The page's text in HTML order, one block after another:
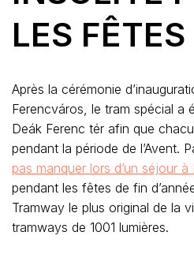
LES
Après la cérémonie
Ferencváros, le tram spécial a
Deák Ferenc tér afin que
pendant la période de l’Avent.
pas manquer lors d’un séjour
pendant les fêtes de fin
Tramway le plus original de la
tramways de 1001 lumières.